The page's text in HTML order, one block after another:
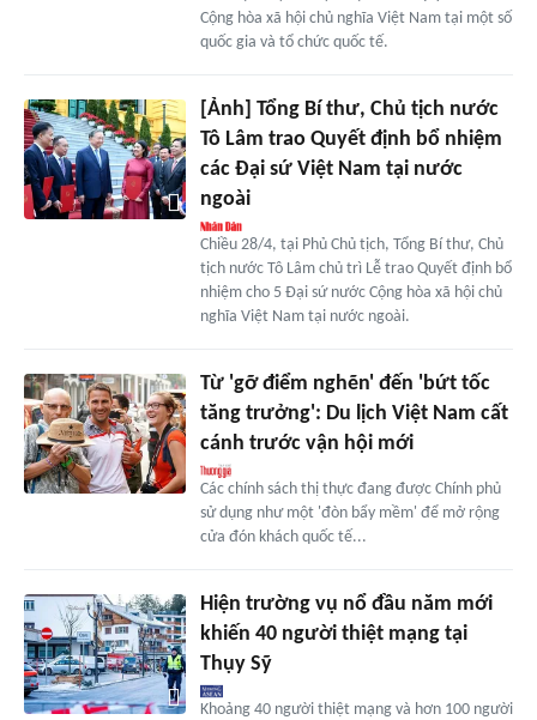
Cộng hòa xã hội chủ nghĩa Việt Nam tại một số
quốc gia và tổ chức quốc tế.
[Ảnh] Tổng Bí thư, Chủ tịch nước
Tô Lâm trao Quyết định bổ nhiệm
các Đại sứ Việt Nam tại nước
ngoài
Chiều 28/4, tại Phủ Chủ tịch, Tổng Bí thư, Chủ
tịch nước Tô Lâm chủ trì Lễ trao Quyết định bổ
nhiệm cho 5 Đại sứ nước Cộng hòa xã hội chủ
nghĩa Việt Nam tại nước ngoài.
Từ 'gỡ điểm nghẽn' đến 'bứt tốc
tăng trưởng': Du lịch Việt Nam cất
cánh trước vận hội mới
Các chính sách thị thực đang được Chính phủ
sử dụng như một 'đòn bẩy mềm' để mở rộng
cửa đón khách quốc tế...
Hiện trường vụ nổ đầu năm mới
khiến 40 người thiệt mạng tại
Thụy Sỹ
Khoảng 40 người thiệt mạng và hơn 100 người